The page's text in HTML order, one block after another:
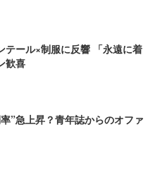
テール×制服に反響 「永遠に着
歓喜
”急上昇？青年誌からのオファ